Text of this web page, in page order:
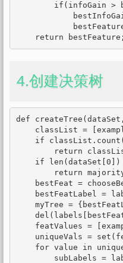
if(infoGain >
    return bestFeature;
4.创建决策树
def
classList =
if
return
if len(dataSet[0])
return
bestFeat =
bestFeatLabel =
myTree =
featValues =
uniqueVals =
for value in
subLabels =